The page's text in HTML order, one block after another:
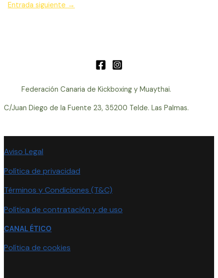
Entrada siguiente →
Federación Canaria de Kickboxing y Muaythai.
C/Juan Diego de la Fuente 23, 35200 Telde. Las Palmas.
Aviso Legal
Política de privacidad
Términos y Condiciones (T&C)
Política de contratación y de uso
CANAL ÉTICO
Política de cookies